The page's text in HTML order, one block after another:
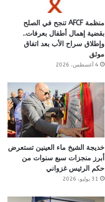
منظمة AFCF تنجح في الصلح
بقضية إهمال أطفال بعرفات..
وإطلاق سراح الأب بعد اتفاق
موثق
4 أغسطس، 2026
خديجة الشيخ ماء العينين تستعرض
أبرز منجزات سبع سنوات من
حكم الرئيس غزواني
31 يوليو، 2026